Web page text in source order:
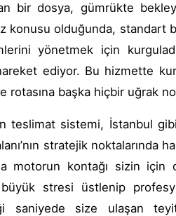
bir dosya, gümrükte
konusu olduğunda, standart
yönetmek için
hareket ediyor. Bu hizmette
rotasına başka hiçbir uğrak
teslimat sistemi, İstanbul
stratejik
motorun kontağı sizin
büyük stresi üstlenip
saniyede size ulaşan